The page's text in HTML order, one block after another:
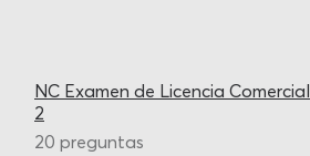
NC Examen de Licencia Comercial
2
20 preguntas